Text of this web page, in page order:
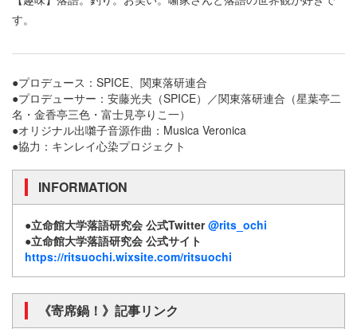
す。
●プロデュース：SPICE、関東落研連合
●プロデューサー：安藤光夫（SPICE）／関東落研連合（星葉亭二
名・金香亭三色・富士見亭りこ一）
●オリジナル出囃子音源作曲：Musica Veronica
●協力：キンレイ心染プロジェクト
INFORMATION
●立命館大学落語研究会 公式Twitter@rits_ochi
●立命館大学落語研究会 公式サイト
https://ritsuochi.wixsite.com/ritsuochi
《寄席鍋！》記事リンク